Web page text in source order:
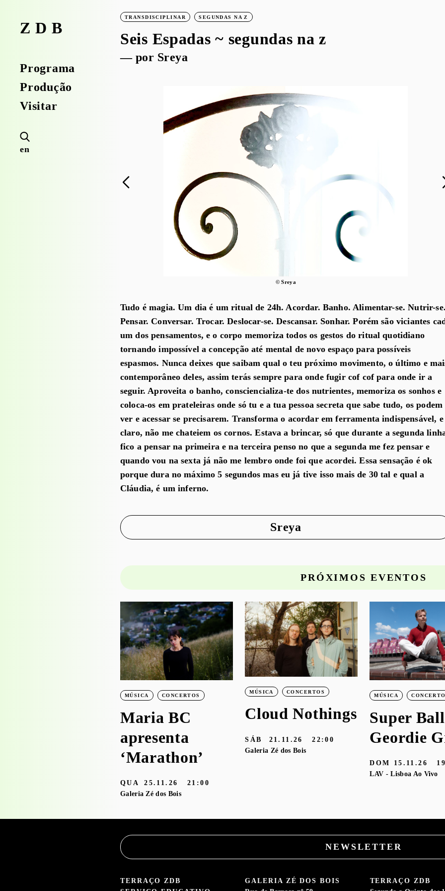
ZDB
Programa
Produção
Visitar
en
TRANSDISCIPLINAR SEGUNDAS NA Z
Seis Espadas ~ segundas na z
— por Sreya
© Sreya
Tudo é magia. Um dia é um ritual de 24h. Acordar. Banho. Alimentar-se. Nutrir-se.
Pensar. Conversar. Trocar. Deslocar-se. Descansar. Sonhar. Porém são viciantes
um dos pensamentos, e o corpo memoriza todos os gestos do ritual quotidiano
tornando impossível a concepção até mental de novo espaço para possíveis
espasmos. Nunca deixes que saibam qual o teu próximo movimento, o último e
contemporâneo deles, assim terás sempre para onde fugir cof cof para onde ir a
seguir. Aproveita o banho, consciencializa-te dos nutrientes, memoriza os sonhos e
coloca-os em prateleiras onde só tu e a tua pessoa secreta que sabe tudo, os podem
ver e acessar se precisarem. Transforma o acordar em ferramenta indispensável, e
claro, não me chateiem os cornos. Estava a brincar, só que durante a segunda
fico a pensar na primeira e na terceira penso no que a segunda me fez pensar e
quando vou na sexta já não me lembro onde foi que acordei. Essa sensação é ok
porque dura no máximo 5 segundos mas eu já tive isso mais de 30 tal e qual a
Cláudia, é um inferno.
Sreya
PRÓXIMOS EVENTOS
MÚSICA CONCERTOS
Maria BC
apresenta
‘Marathon’
QUA 25.11.26
21:00
Galeria Zé dos Bois
MÚSICA CONCERTOS
Cloud Nothings
SÁB 21.11.26
22:00
Galeria Zé dos Bois
MÚSICA
Super
Geordie
DOM 15.11.26
LAV - Lisboa Ao Vivo
NEWSLETTER
TERRAÇO ZDB
GALERIA ZÉ DOS BOIS
TERRAÇO ZDB